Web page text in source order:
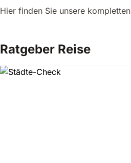
Hier finden Sie unsere kompletten
Ratgeber Reise